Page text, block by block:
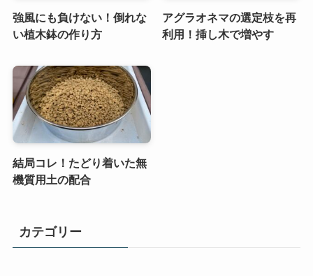
強風にも負けない！倒れな
い植木鉢の作り方
アグラオネマの選定枝を再
利用！挿し木で増やす
結局コレ！たどり着いた無
機質用土の配合
カテゴリー